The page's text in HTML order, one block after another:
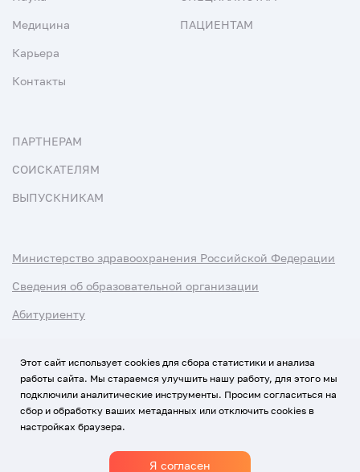
Медицина
Карьера
Контакты
ПАЦИЕНТАМ
ПАРТНЕРАМ
СОИСКАТЕЛЯМ
ВЫПУСКНИКАМ
Министерство здравоохранения Российской Федерации
Сведения об образовательной организации
Абитуриенту
Использование Cookies
Политика обработки персональных данных
Этот сайт использует cookies для сбора статистики и анализа
работы сайта. Мы стараемся улучшить нашу работу, для этого мы
подключили аналитические инструменты. Просим согласиться на
сбор и обработку ваших метаданных или отключить cookies в
настройках браузера.
Я согласен